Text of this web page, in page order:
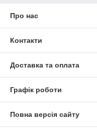
Про нас
Контакти
Доставка та оплата
Графік роботи
Повна версія сайту